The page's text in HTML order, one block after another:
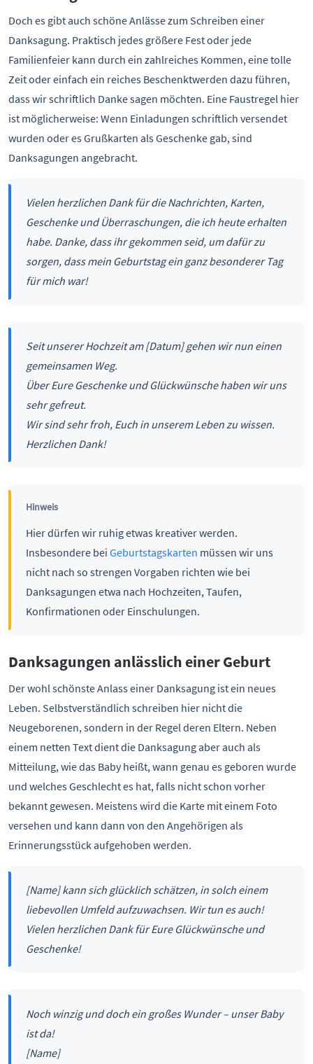
Doch es gibt auch schöne Anlässe zum Schreiben einer
Danksagung. Praktisch jedes größere Fest oder jede
Familienfeier kann durch ein zahlreiches Kommen, eine tolle
Zeit oder einfach ein reiches Beschenktwerden dazu führen,
dass wir schriftlich Danke sagen möchten. Eine Faustregel hier
ist möglicherweise: Wenn Einladungen schriftlich versendet
wurden oder es Grußkarten als Geschenke gab, sind
Danksagungen angebracht.
Vielen herzlichen Dank für die Nachrichten, Karten,
Geschenke und Überraschungen, die ich heute erhalten
habe. Danke, dass ihr gekommen seid, um dafür zu
sorgen, dass mein Geburtstag ein ganz besonderer Tag
für mich war!
Seit unserer Hochzeit am [Datum] gehen wir nun einen
gemeinsamen Weg.
Über Eure Geschenke und Glückwünsche haben wir uns
sehr gefreut.
Wir sind sehr froh, Euch in unserem Leben zu wissen.
Herzlichen Dank!
Hinweis
Hier dürfen wir ruhig etwas kreativer werden.
Insbesondere bei Geburtstagskarten müssen wir uns
nicht nach so strengen Vorgaben richten wie bei
Danksagungen etwa nach Hochzeiten, Taufen,
Konfirmationen oder Einschulungen.
Danksagungen anlässlich einer Geburt
Der wohl schönste Anlass einer Danksagung ist ein neues
Leben. Selbstverständlich schreiben hier nicht die
Neugeborenen, sondern in der Regel deren Eltern. Neben
einem netten Text dient die Danksagung aber auch als
Mitteilung, wie das Baby heißt, wann genau es geboren wurde
und welches Geschlecht es hat, falls nicht schon vorher
bekannt gewesen. Meistens wird die Karte mit einem Foto
versehen und kann dann von den Angehörigen als
Erinnerungsstück aufgehoben werden.
[Name] kann sich glücklich schätzen, in solch einem
liebevollen Umfeld aufzuwachsen. Wir tun es auch!
Vielen herzlichen Dank für Eure Glückwünsche und
Geschenke!
Noch winzig und doch ein großes Wunder – unser Baby
ist da!
[Name]